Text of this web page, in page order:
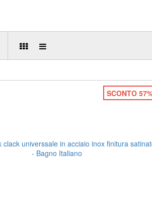
SCONTO